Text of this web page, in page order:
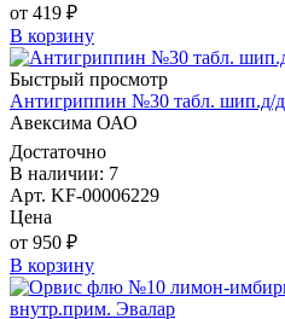
от 419 ₽
В корзину
Быстрый просмотр
Антигриппин №30 табл. шип.д/
Авексима ОАО
Достаточно
В наличии: 7
Арт. KF-00006229
Цена
от 950 ₽
В корзину